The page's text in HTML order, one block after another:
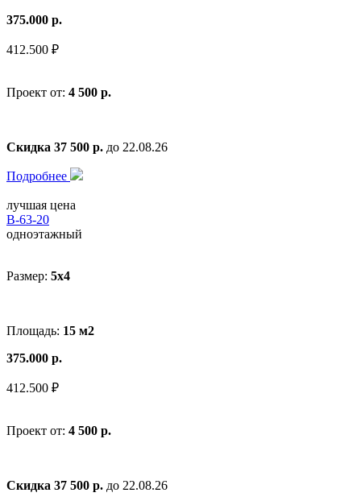
375.000 р.
412.500 ₽
Проект от: 4 500 р.
Скидка 37 500 р. до 22.08.26
Подробнее
лучшая цена
В-63-20
одноэтажный
Размер: 5x4
Площадь: 15 м2
375.000 р.
412.500 ₽
Проект от: 4 500 р.
Скидка 37 500 р. до 22.08.26